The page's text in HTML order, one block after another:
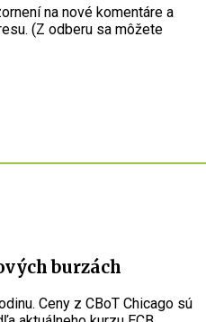
na nové komentáre a
(Z odberu sa môžete
burzách
Ceny z CBoT Chicago sú